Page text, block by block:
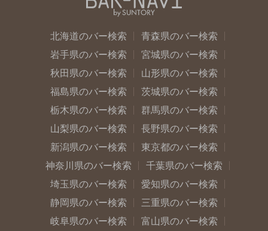
北海道のバー検索
青森県のバー検索
岩手県のバー検索
宮城県のバー検索
秋田県のバー検索
山形県のバー検索
福島県のバー検索
茨城県のバー検索
栃木県のバー検索
群馬県のバー検索
山梨県のバー検索
長野県のバー検索
新潟県のバー検索
東京都のバー検索
神奈川県のバー検索
千葉県のバー検索
埼玉県のバー検索
愛知県のバー検索
静岡県のバー検索
三重県のバー検索
岐阜県のバー検索
富山県のバー検索